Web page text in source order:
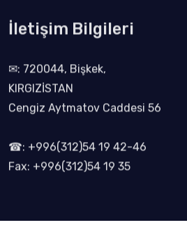
İletişim Bilgileri
✉: 720044, Bişkek,
KIRGIZİSTAN
Cengiz Aytmatov Caddesi 56
☎: +996(312)54 19 42-46
Fax: +996(312)54 19 35